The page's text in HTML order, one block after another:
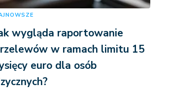
wygląda raportowanie
w ramach limitu 15
euro dla osób